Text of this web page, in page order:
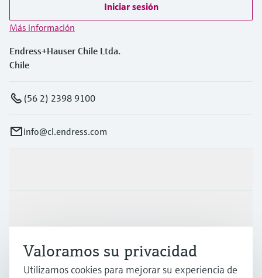
Iniciar sesión
Más información
Endress+Hauser Chile Ltda.
Chile
(56 2) 2398 9100
info@cl.endress.com
Soporte
Valoramos su privacidad
Utilizamos cookies para mejorar su experiencia de